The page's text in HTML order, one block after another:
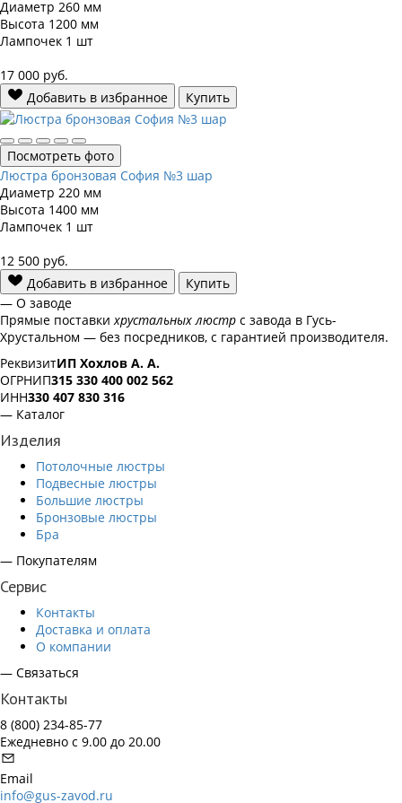
Диаметр 260 мм
Высота 1200 мм
Лампочек 1 шт
17 000 руб.
Добавить в избранное
Купить
Посмотреть фото
Люстра бронзовая София №3 шар
Диаметр 220 мм
Высота 1400 мм
Лампочек 1 шт
12 500 руб.
Добавить в избранное
Купить
— О заводе
Прямые поставки хрустальных люстр с завода в Гусь-
Хрустальном — без посредников, с гарантией производителя.
РеквизитИП Хохлов А. А.
ОГРНИП315 330 400 002 562
ИНН330 407 830 316
— Каталог
Изделия
Потолочные люстры
Подвесные люстры
Большие люстры
Бронзовые люстры
Бра
— Покупателям
Сервис
Контакты
Доставка и оплата
О компании
— Связаться
Контакты
8 (800) 234-85-77
Ежедневно с 9.00 до 20.00
Email
info@gus-zavod.ru